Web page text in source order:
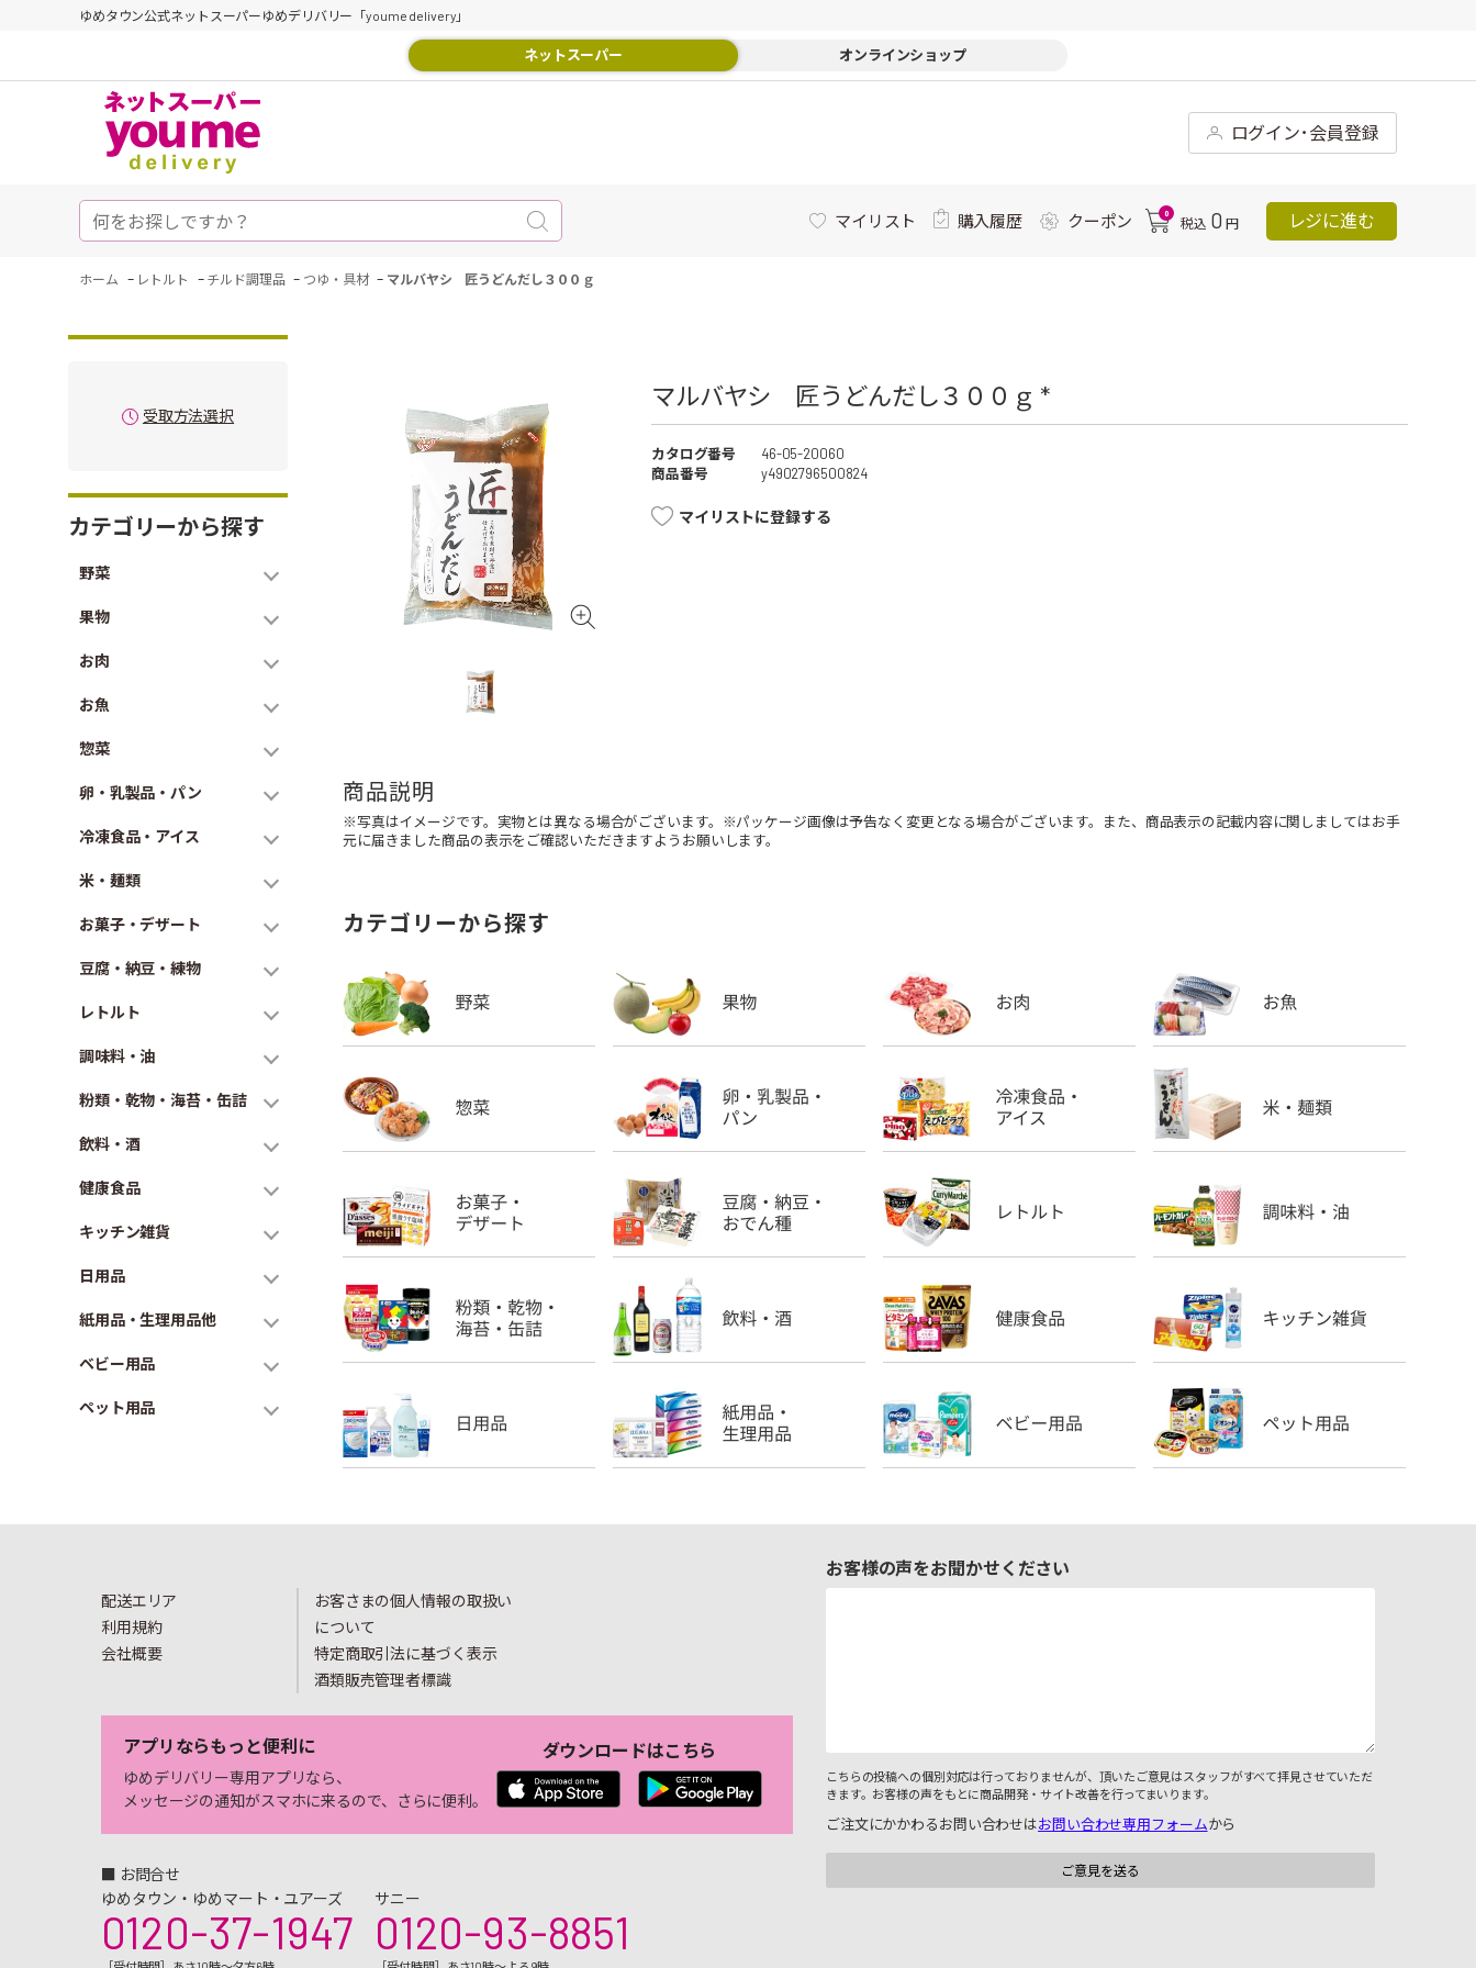
ゆめタウン公式ネットスーパーゆめデリバリー「youme delivery」
ネットスーパー オンラインショップ
ログイン･会員登録
マイリスト 購入履歴 クーポン 0
税込 0 円 レジに進む
ホーム - レトルト - チルド調理品 - つゆ・具材 - マルバヤシ 匠うどんだし３００ｇ
受取方法選択
カテゴリーから探す
野菜
果物
お肉
お魚
惣菜
卵・乳製品・パン
冷凍食品・アイス
米・麺類
お菓子・デザート
豆腐・納豆・練物
レトルト
調味料・油
粉類・乾物・海苔・缶詰
飲料・酒
健康食品
キッチン雑貨
日用品
紙用品・生理用品他
ベビー用品
ペット用品
マルバヤシ 匠うどんだし３００ｇ *
カタログ番号
46-05-20060
商品番号
y4902796500824
マイリストに登録する
商品説明
※写真はイメージです。実物とは異なる場合がございます。※パッケージ画像は予告なく変更となる場合がございます。また、商品表示の記載内容に関しましてはお手
元に届きました商品の表示をご確認いただきますようお願いします。
カテゴリーから探す
配送エリア
利用規約
会社概要
お客さまの個人情報の取扱い
について
特定商取引法に基づく表示
酒類販売管理者標識
アプリならもっと便利に
ゆめデリバリー専用アプリなら、
メッセージの通知がスマホに来るので、さらに便利。
ダウンロードはこちら
■ お問合せ
ゆめタウン・ゆめマート・ユアーズ
0120-37-1947
サニー
0120-93-8851
お客様の声をお聞かせください
こちらの投稿への個別対応は行っておりませんが、頂いたご意見はスタッフがすべて拝見させていただ
きます。お客様の声をもとに商品開発・サイト改善を行ってまいります。
ご注文にかかわるお問い合わせはお問い合わせ専用フォームから